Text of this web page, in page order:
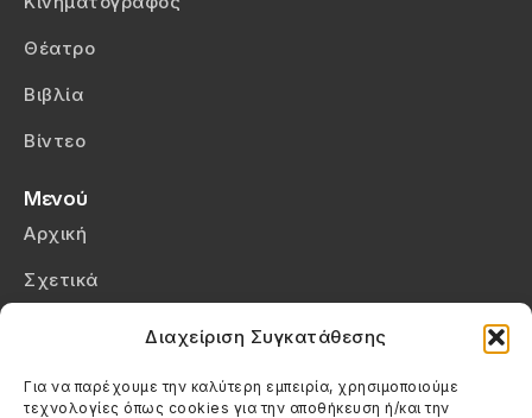
Διαχείριση Συγκατάθεσης
Για να παρέχουμε την καλύτερη εμπειρία, χρησιμοποιούμε
τεχνολογίες όπως cookies για την αποθήκευση ή/και την
Θέατρο
Βιβλία
Βίντεο
Μενού
Αρχική
Σχετικά